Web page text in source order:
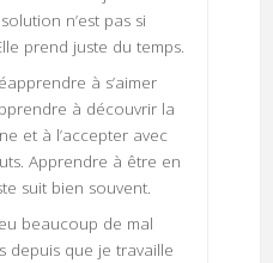
n’est pas si
prend juste du temps.
à s’aimer
à découvrir la
et à l’accepter avec
Apprendre à être en
suit bien souvent.
beaucoup de mal
depuis que je travaille